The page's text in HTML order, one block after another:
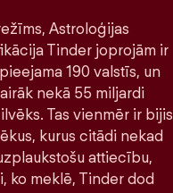
Astroloģijas
Tinder joprojām ir
190 valstīs, un
nekā 55 miljardi
Tas vienmēr ir bijis
kurus citādi nekad
attiecību,
ko meklē, Tinder dod